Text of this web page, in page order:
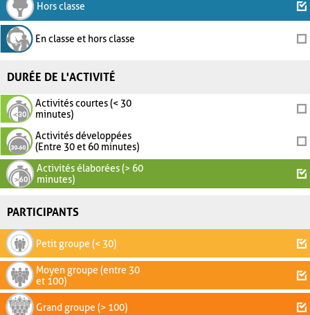
Hors classe
En classe et hors classe
DURÉE DE L'ACTIVITÉ
Activités courtes (< 30
minutes)
Activités développées
(Entre 30 et 60 minutes)
Activités élaborées (> 60
minutes)
PARTICIPANTS
Petit groupe (< 30)
Moyen groupe (entre 30
et 100)
Grand groupe (> 100)